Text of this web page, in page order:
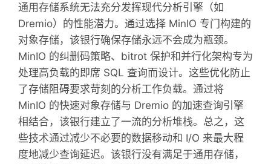
通用存储系统无法充分发挥现代分析引擎（如
Dremio）的性能潜力。通过选择 MinIO 专门构建的
对象存储，该银行确保存储永远不会成为瓶颈。
MinIO 的纠删码策略、bitrot 保护和并行化架构专为
处理高负载的即席 SQL 查询而设计。这些优化防止
了存储阻碍要求苛刻的分析工作负载。通过将
MinIO 的快速对象存储与 Dremio 的加速查询引擎
相结合，该银行建立了一流的分析堆栈。总之，这
些技术通过减少不必要的数据移动和 I/O 来最大程
度地减少查询延迟。该银行没有满足于通用存储，